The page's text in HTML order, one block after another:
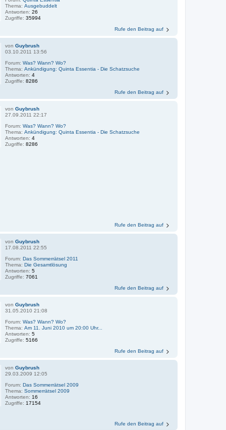
Thema:Ausgebuddelt
Antworten:26
Zugriffe:35994
Rufe den Beitrag auf
vonGuybrush
03.10.2011 13:56
Forum:Was? Wann? Wo?
Thema:Ankündigung: Quinta Essentia - Die Schatzsuche
Antworten:4
Zugriffe:8286
Rufe den Beitrag auf
vonGuybrush
27.09.2011 22:17
Forum:Was? Wann? Wo?
Thema:Ankündigung: Quinta Essentia - Die Schatzsuche
Antworten:4
Zugriffe:8286
Rufe den Beitrag auf
vonGuybrush
17.08.2011 22:55
Forum:Das Sommerrätsel 2011
Thema:Die Gesamtlösung
Antworten:5
Zugriffe:7061
Rufe den Beitrag auf
vonGuybrush
31.05.2010 21:08
Forum:Was? Wann? Wo?
Thema:Am 11. Juni 2010 um 20:00 Uhr...
Antworten:5
Zugriffe:5166
Rufe den Beitrag auf
vonGuybrush
29.03.2009 12:05
Forum:Das Sommerrätsel 2009
Thema:Sommerrätsel 2009
Antworten: 16
Zugriffe: 17154
Rufe den Beitrag auf